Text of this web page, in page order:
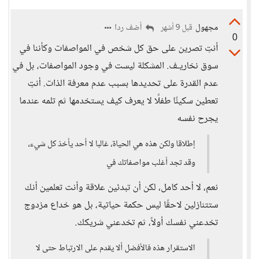
0
مجهول قبل 9 أشهر أضف ردا
أنتِ تصرين على حق كل شخص في المواصفات وكأننا في
سوق نخاريـف. المشكلة ليست في وجود المواصفات، بل في
عدم القدرة على تحديدها بسبب عدم معرفة الذات. أنتِ
تعطين سكينًا طفلًا لا يعرف كيف يستخدمها ثم تلمه عندما
يجرح نفسه
إطلاقا ولكن هذه هي الحياة، غالبا لا أحد يأخذ كل شيء،
وقد تجد أغلب مواصفاتك في
نعم، لا أحد كامل، لكن أن تبدئين علاقة وأنت تعلمين أنك
ستتنازلين لاحقًا ليس حكمة حياتية، بل هو خداع مزدوج
تخدعني نفسك أولاً، ثم تخدعني شريكك.
الاستقرار هذه فالأفضل ألا يقدم على الارتباط حتى لا